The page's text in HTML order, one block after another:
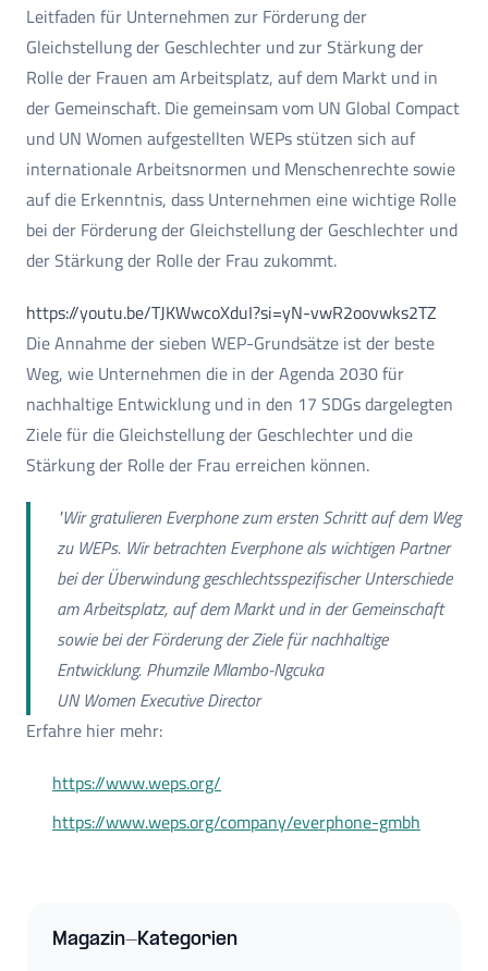
Leitfaden für Unternehmen zur Förderung der
Gleichstellung der Geschlechter und zur Stärkung der
Rolle der Frauen am Arbeitsplatz, auf dem Markt und in
der Gemeinschaft. Die gemeinsam vom UN Global Compact
und UN Women aufgestellten WEPs stützen sich auf
internationale Arbeitsnormen und Menschenrechte sowie
auf die Erkenntnis, dass Unternehmen eine wichtige Rolle
bei der Förderung der Gleichstellung der Geschlechter und
der Stärkung der Rolle der Frau zukommt.
https://youtu.be/TJKWwcoXduI?si=yN-vwR2oovwks2TZ
Die Annahme der sieben WEP-Grundsätze ist der beste
Weg, wie Unternehmen die in der Agenda 2030 für
nachhaltige Entwicklung und in den 17 SDGs dargelegten
Ziele für die Gleichstellung der Geschlechter und die
Stärkung der Rolle der Frau erreichen können.
"Wir gratulieren Everphone zum ersten Schritt auf dem Weg
zu WEPs. Wir betrachten Everphone als wichtigen Partner
bei der Überwindung geschlechtsspezifischer Unterschiede
am Arbeitsplatz, auf dem Markt und in der Gemeinschaft
sowie bei der Förderung der Ziele für nachhaltige
Entwicklung. Phumzile Mlambo-Ngcuka
UN Women Executive Director
Erfahre hier mehr:
https://www.weps.org/
https://www.weps.org/company/everphone-gmbh
Magazin-Kategorien